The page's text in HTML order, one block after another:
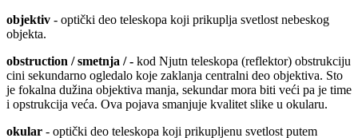
objektiv - optički deo teleskopa koji prikuplja svetlost nebeskog
objekta.
obstruction / smetnja / - kod Njutn teleskopa (reflektor) obstrukciju
cini sekundarno ogledalo koje zaklanja centralni deo objektiva. Sto
je fokalna dužina objektiva manja, sekundar mora biti veći pa je time
i opstrukcija veća. Ova pojava smanjuje kvalitet slike u okularu.
okular - optički deo teleskopa koji prikupljenu svetlost putem